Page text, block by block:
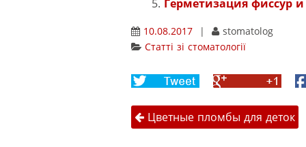
Герметизация фиссур
10.08.2017 |
stomatolog
Статті зі стоматології
Share
Twitter
Share
Google+
Навігація
Цветные пломбы для деток